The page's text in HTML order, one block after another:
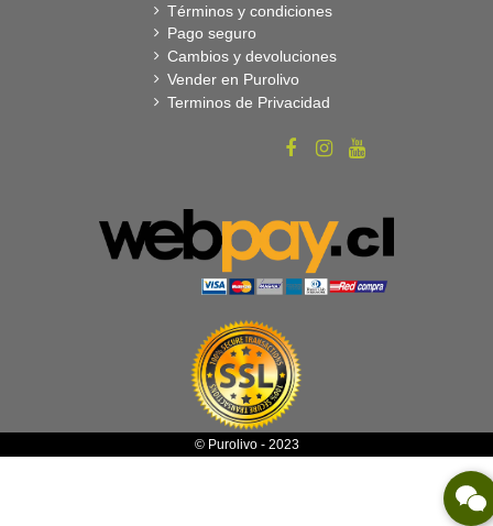
Términos y condiciones
Pago seguro
Cambios y devoluciones
Vender en Purolivo
Terminos de Privacidad
© Purolivo - 2023